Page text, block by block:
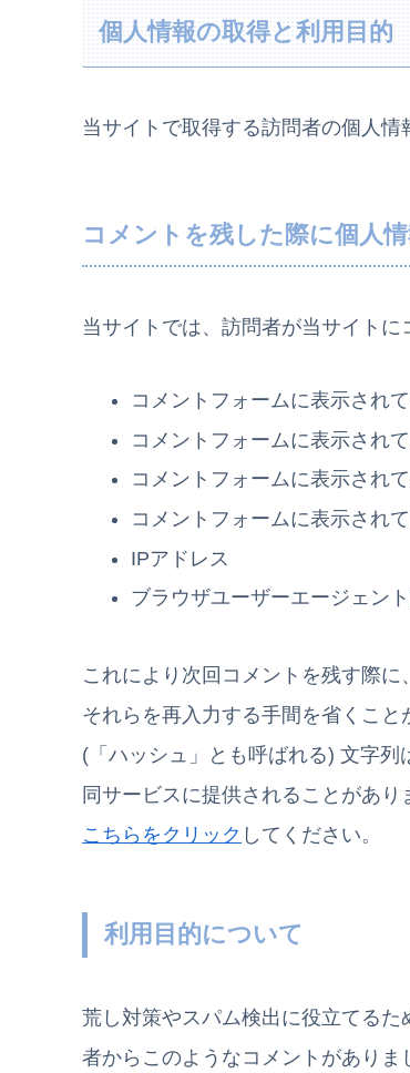
個人情報の取得と利用目的
当サイトで取得する訪問者の個人情
コメントを残した際に個人
当サイトでは、訪問者が当サイトに
コメントフォームに表示され
コメントフォームに表示され
コメントフォームに表示され
コメントフォームに表示され
IPアドレス
ブラウザユーザーエージェン
これにより次回コメントを残す際に
それらを再入力する手間を省くこと
(「ハッシュ」とも呼ばれる) 文字列
同サービスに提供されることがあり
こちらをクリック してください。
利用目的について
荒し対策やスパム検出に役立てるた
者からこのようなコメントがありま